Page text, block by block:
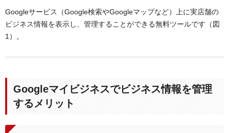
Googleサービス（Google検索やGoogleマップなど）上に実店舗の
ビジネス情報を表示し、管理することができる無料ツールです（図
1）。
Googleマイビジネスでビジネス情報を管理
するメリット